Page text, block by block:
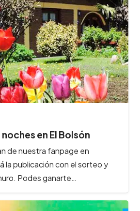
en El Bolsón
de nuestra fanpage en
la publicación con el sorteo y
Podes ganarte…